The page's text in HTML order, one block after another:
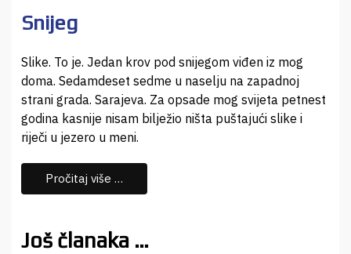
Snijeg
Slike. To je. Jedan krov pod snijegom viđen iz mog
doma. Sedamdeset sedme u naselju na zapadnoj
strani grada. Sarajeva. Za opsade mog svijeta petnest
godina kasnije nisam bilježio ništa puštajući slike i
riječi u jezero u meni.
Pročitaj više …
Još članaka …